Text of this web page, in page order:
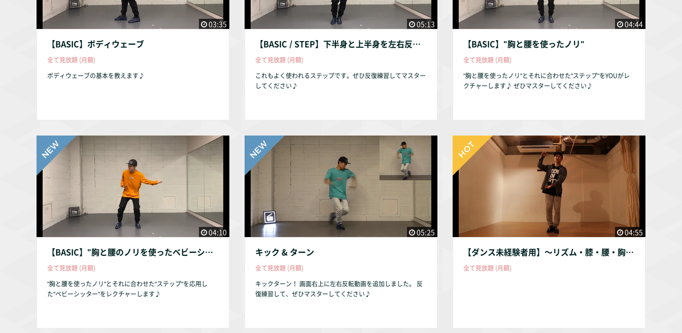
03:35
【BASIC】ボディウェーブ
全て見放題 (月額)
ボディウェーブの基本を教えます♪
05:13
【BASIC / STEP】下半身と上半身を左右反対に振りながらのステップ♪
全て見放題 (月額)
これもよく使われるステップです。ぜひ反復練習してマスター
してください♪
04:44
【BASIC】"胸と腰を使ったノリ"
全て見放題 (月額)
"胸と腰を使ったノリ"とそれに合わせた"ステップ"をYOUがレ
クチャーします♪ ぜひマスターしてください♪
04:10
【BASIC】"胸と腰のノリを使ったベビーシッター"
全て見放題 (月額)
"胸と腰を使ったノリ"とそれに合わせた"ステップ"を応用し
た"ベビーシッター"をレクチャーします♪
05:25
キック & ターン
全て見放題 (月額)
キックターン！ 画面右上に左右反転動画を追加しました。 反
復練習して、ぜひマスターしてください♪
04:55
【ダンス未経験者用】〜リズム・膝・腰・胸・首MIX〜
全て見放題 (月額)